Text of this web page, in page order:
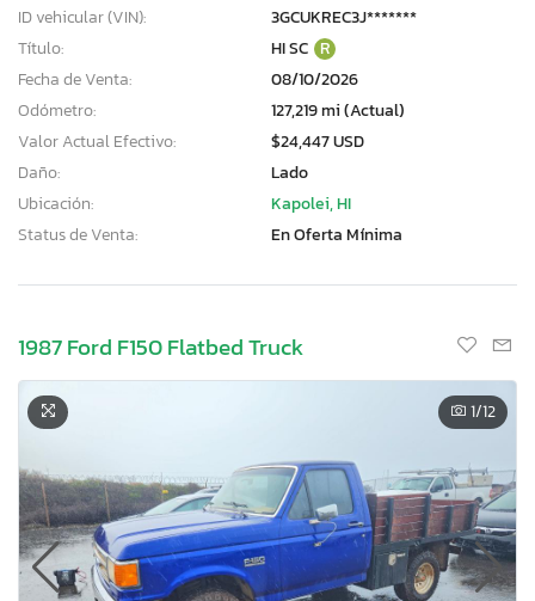
ID vehicular (VIN):
3GCUKREC3J*******
Título:
HI SC R
Fecha de Venta:
08/10/2026
Odómetro:
127,219 mi (Actual)
Valor Actual Efectivo:
$24,447 USD
Daño:
Lado
Ubicación:
Kapolei, HI
Status de Venta:
En Oferta Mínima
1987 Ford F150 Flatbed Truck
1/12